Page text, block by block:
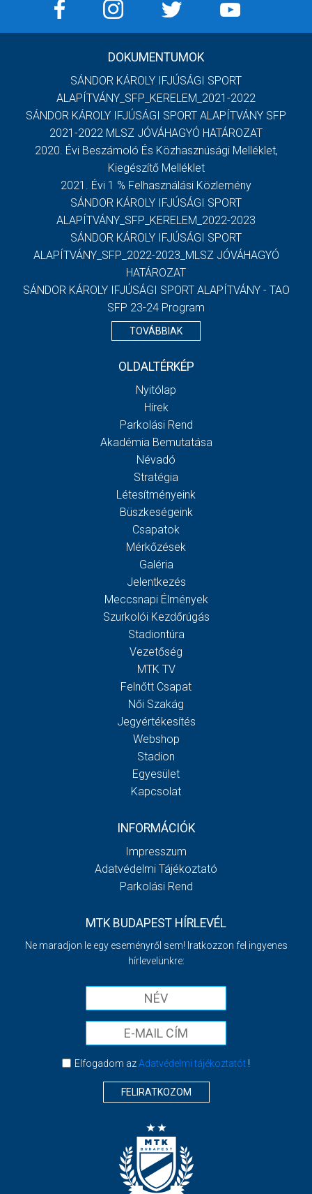
DOKUMENTUMOK
SÁNDOR KÁROLY IFJÚSÁGI SPORT
ALAPÍTVÁNY_SFP_KERELEM_2021-2022
SÁNDOR KÁROLY IFJÚSÁGI SPORT ALAPÍTVÁNY SFP
2021-2022 MLSZ JÓVÁHAGYÓ HATÁROZAT
2020. Évi Beszámoló És Közhasznúsági Melléklet,
Kiegészítő Melléklet
2021. Évi 1 % Felhasználási Közlemény
SÁNDOR KÁROLY IFJÚSÁGI SPORT
ALAPÍTVÁNY_SFP_KERELEM_2022-2023
SÁNDOR KÁROLY IFJÚSÁGI SPORT
ALAPÍTVÁNY_SFP_2022-2023_MLSZ JÓVÁHAGYÓ
HATÁROZAT
SÁNDOR KÁROLY IFJÚSÁGI SPORT ALAPÍTVÁNY - TAO
SFP 23-24 Program
TOVÁBBIAK
OLDALTÉRKÉP
Nyitólap
Hírek
Parkolási Rend
Akadémia Bemutatása
Névadó
Stratégia
Létesítményeink
Büszkeségeink
Csapatok
Mérkőzések
Galéria
Jelentkezés
Meccsnapi Élmények
Szurkolói Kezdőrúgás
Stadiontúra
Vezetőség
MTK TV
Felnőtt Csapat
Női Szakág
Jegyértékesítés
Webshop
Stadion
Egyesület
Kapcsolat
INFORMÁCIÓK
Impresszum
Adatvédelmi Tájékoztató
Parkolási Rend
MTK BUDAPEST HÍRLEVÉL
Ne maradjon le egy eseményről sem! Iratkozzon fel ingyenes
hírlevelünkre:
Elfogadom azAdatvédelmi tájékoztatót!
FELIRATKOZOM